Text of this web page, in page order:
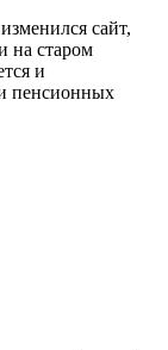
сайт,
на старом
и
пенсионных